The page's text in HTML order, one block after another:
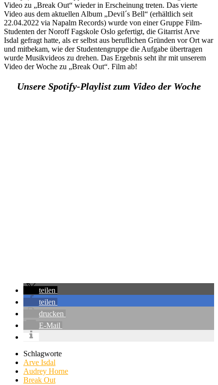
Video zu „Break Out“ wieder in Erscheinung treten. Das vierte
Video aus dem aktuellen Album „Devil´s Bell“ (erhältlich seit
22.04.2022 via Napalm Records) wurde von einer Gruppe Film-
Studenten der Noroff Fagskole Oslo gefertigt, die Gitarrist Arve
Isdal gefragt hatte, als er selbst aus beruflichen Gründen vor Ort war
und mitbekam, wie der Studentengruppe die Aufgabe übertragen
wurde Musikvideos zu drehen. Das Ergebnis seht ihr mit unserem
Video der Woche zu „Break Out“. Film ab!
Unsere Spotify-Playlist zum Video der Woche
teilen
teilen
drucken
E-Mail
Schlagworte
Arve Isdal
Audrey Horne
Break Out